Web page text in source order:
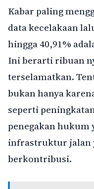
Kabar paling
data kecelakaan
hingga 40,91%
Ini berarti ribuan
terselamatkan.
bukan hanya
seperti
penegakan hukum
infrastruktur jalan
berkontribusi.